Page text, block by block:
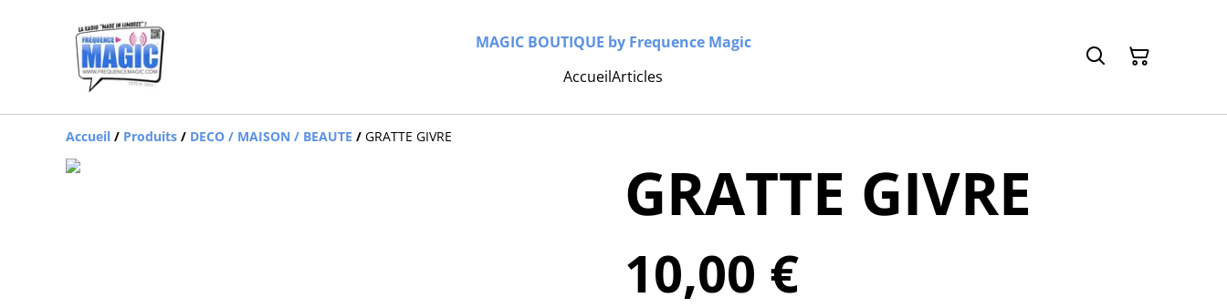
MAGIC BOUTIQUE by Frequence Magic
AccueilArticles
Accueil / Produits / DECO / MAISON / BEAUTE / GRATTE GIVRE
GRATTE GIVRE
10,00 €